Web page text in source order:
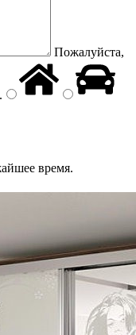
Пожалуйста,
.
время.